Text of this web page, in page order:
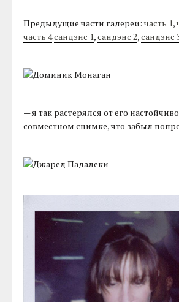
Предыдущие части галереи:часть 1,
часть 4сандэнс 1,сандэнс 2,сандэнс
— я так растерялся от его
совместном снимке, что забыл